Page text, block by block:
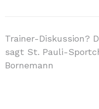
Trainer-Diskussion?
sagt St. Pauli-
Bornemann